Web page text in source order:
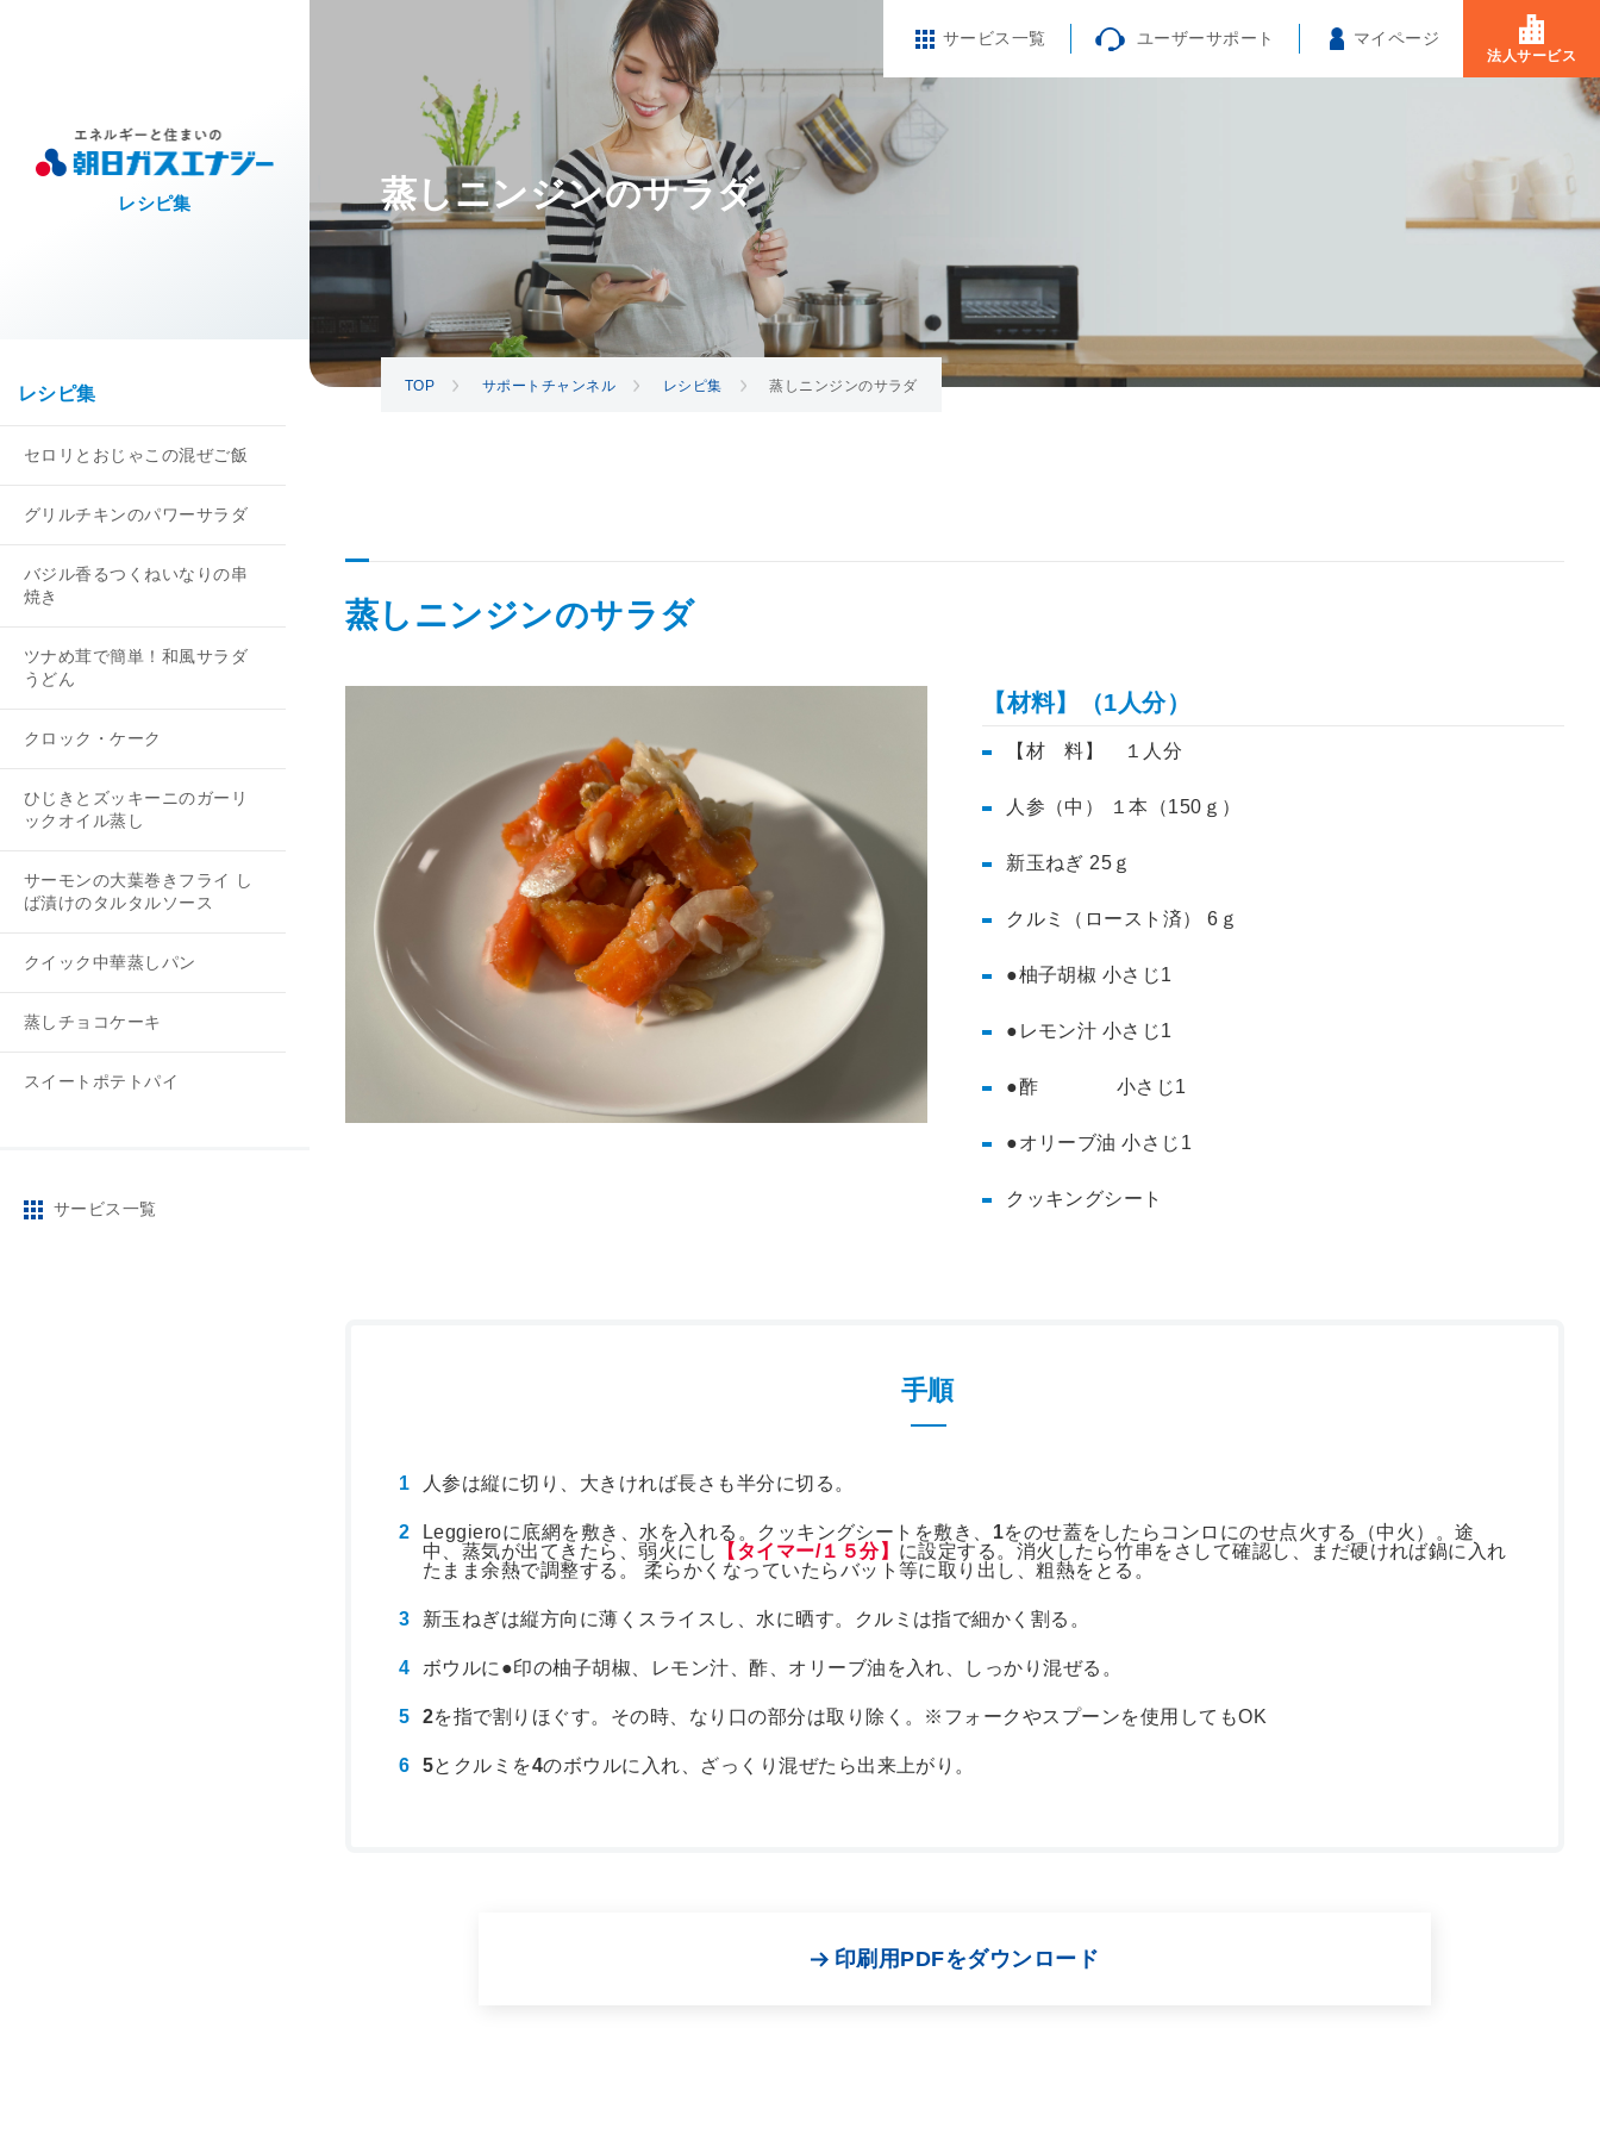
レシピ集
レシピ集
セロリとおじゃこの混ぜご飯
グリルチキンのパワーサラダ
バジル香るつくねいなりの串
焼き
ツナめ茸で簡単！和風サラダ
うどん
クロック・ケーク
ひじきとズッキーニのガーリ
ックオイル蒸し
サーモンの大葉巻きフライ し
ば漬けのタルタルソース
クイック中華蒸しパン
蒸しチョコケーキ
スイートポテトパイ
サービス一覧
サービス一覧 ユーザーサポート マイページ
法人サービス
蒸しニンジンのサラダ
TOP サポートチャンネル レシピ集 蒸しニンジンのサラダ
蒸しニンジンのサラダ
【材料】（1人分）
【材 料】 １人分
人参（中） １本（150ｇ）
新玉ねぎ 25ｇ
クルミ（ロースト済） 6ｇ
●柚子胡椒 小さじ1
●レモン汁 小さじ1
●酢 小さじ1
●オリーブ油 小さじ1
クッキングシート
手順
人参は縦に切り、大きければ長さも半分に切る。
Leggieroに底網を敷き、水を入れる。クッキングシートを敷き、 1をのせ蓋をしたらコンロにのせ点火する（中火）。途
中、蒸気が出てきたら、弱火にし
【タイマー/１５分】 に設定する。消火したら竹串をさして確認し、まだ硬ければ鍋に入れ
たまま余熱で調整する。 柔らかくなっていたらバット等に取り出し、粗熱をとる。
新玉ねぎは縦方向に薄くスライスし、水に晒す。クルミは指で細かく割る。
ボウルに●印の柚子胡椒、レモン汁、酢、オリーブ油を入れ、しっかり混ぜる。
2を指で割りほぐす。その時、なり口の部分は取り除く。※フォークやスプーンを使用してもOK
5とクルミを4のボウルに入れ、ざっくり混ぜたら出来上がり。
印刷用PDFをダウンロード